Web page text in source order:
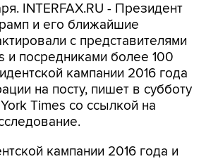
INTERFAX.RU - Президент
и его ближайшие
с представителями
и посредниками более 100
кампании 2016 года
на посту, пишет в субботу
Times со ссылкой на
кампании 2016 года и